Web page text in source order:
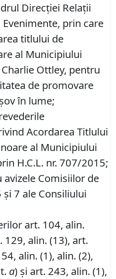
Direcţiei Relaţii
prin care
titlului de
al Municipiului
Ottley, pentru
de promovare
în lume;
Acordarea Titlului
al Municipiului
H.C.L. nr. 707/2015;
Comisiilor de
și 7 ale Consiliului
art. 104, alin.
129, alin. (13), art.
alin. (1), alin. (2),
a) și art. 243, alin. (1),